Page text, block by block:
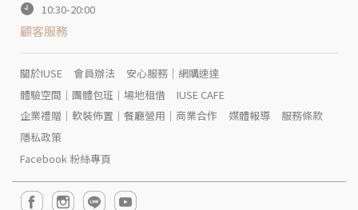
10:30-20:00
顧客服務
關於IUSE 會員辦法
安心服務｜網購速達
體驗空間｜團體包班｜場地租借
IUSE CAFE
企業禮贈｜軟裝佈置｜餐廳營用｜商業合作
媒體報導
服務條款
隱私政策
Facebook 粉絲專頁